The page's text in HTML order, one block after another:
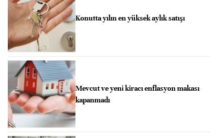
Konutta yılın en yüksek aylık satışı
Mevcut ve yeni kiracı enflasyon makası
kapanmadı